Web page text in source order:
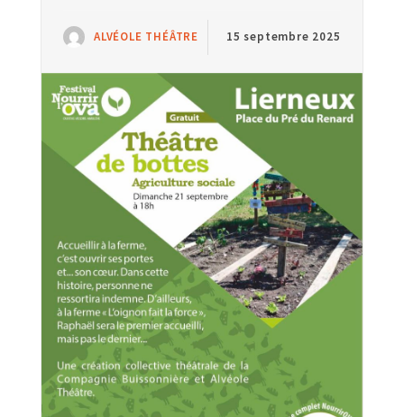
ALVÉOLE THÉÂTRE 15 septembre 2025